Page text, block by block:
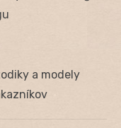
a modely